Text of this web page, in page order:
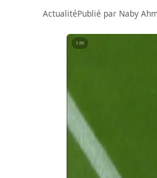
ActualitéPublié par Naby